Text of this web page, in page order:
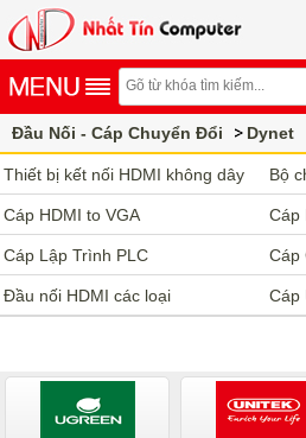
Đầu Nối - Cáp Chuyển Đổi Dynet
Thiết bị kết nối HDMI không dây Bộ
Cáp HDMI to VGA Cáp
Cáp Lập Trình PLC Cáp
Đầu nối HDMI các loại Cáp